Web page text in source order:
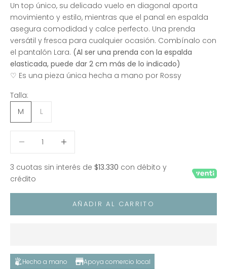
Un top único, su delicado vuelo en diagonal aporta
movimiento y estilo, mientras que el panal en espalda
asegura comodidad y calce perfecto. Una prenda
versátil y fresca para cualquier ocasión. Combínalo con
el pantalón Lara. (Al ser una prenda con la espalda
elasticada, puede dar 2 cm más de lo indicado)
♡ Es una pieza única hecha a mano por Rossy
Talla:
M
L
3 cuotas sin interés de $13.330 con débito y
crédito
AÑADIR AL CARRITO
Hecho a mano Apoya comercio local